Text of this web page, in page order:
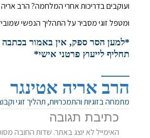
ועוקבים בדריכות אחרי המלחמה? הרב
ומטפל זוגי מסביר על התהליך הנפשי
*למען הסר ספק, אין באמור בכתבה
תחליף לייעוץ פרטני אישי*
הרב אריה אטינגר
מתמחה בזוגיות והתמכרויות, תהליך זוגי
כתיבת תגובה
האימייל לא יוצג באתר. שדות החובה